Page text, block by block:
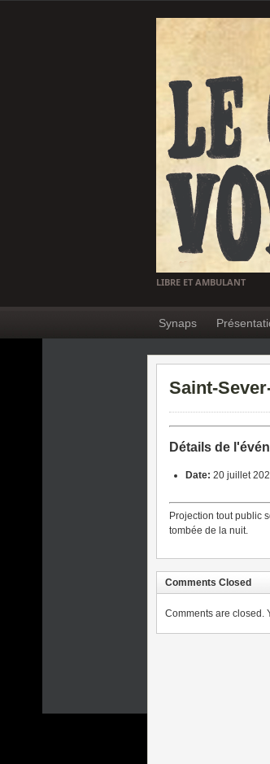
LIBRE ET AMBULANT
Synaps
Saint-
Détails de
Date: 20 juillet
Projection tout public
tombée de la nuit.
Comments Closed
Comments are closed.